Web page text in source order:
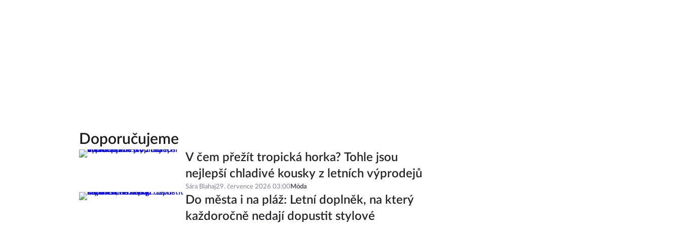
Doporučujeme
V čem přežít tropická horka? Tohle jsou
nejlepší chladivé kousky z letních výprodejů
Sára Blahaj29. července 2026 03:00 Móda
Do města i na pláž: Letní doplněk, na který
každoročně nedají dopustit stylové